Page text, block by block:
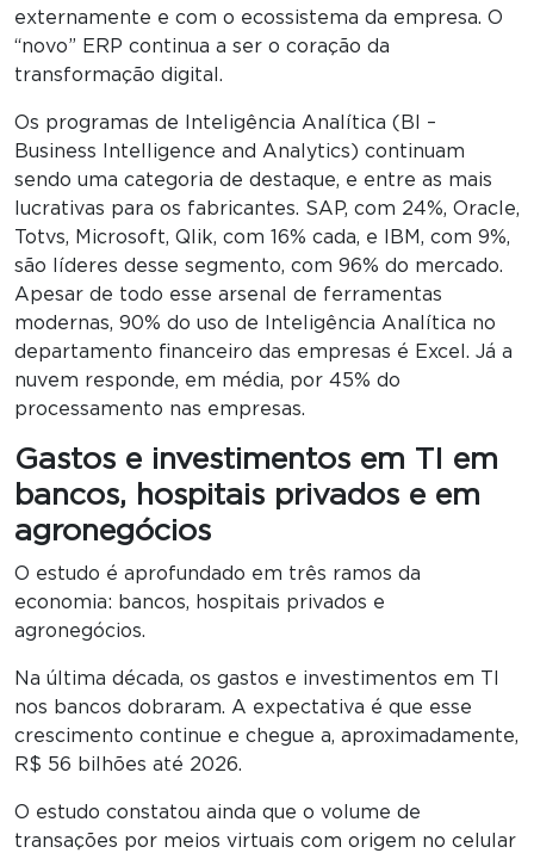
externamente e com o ecossistema da empresa. O
“novo” ERP continua a ser o coração da
transformação digital.
Os programas de Inteligência Analítica (BI –
Business Intelligence and Analytics) continuam
sendo uma categoria de destaque, e entre as mais
lucrativas para os fabricantes. SAP, com 24%, Oracle,
Totvs, Microsoft, Qlik, com 16% cada, e IBM, com 9%,
são líderes desse segmento, com 96% do mercado.
Apesar de todo esse arsenal de ferramentas
modernas, 90% do uso de Inteligência Analítica no
departamento financeiro das empresas é Excel. Já a
nuvem responde, em média, por 45% do
processamento nas empresas.
Gastos e investimentos em TI em
bancos, hospitais privados e em
agronegócios
O estudo é aprofundado em três ramos da
economia: bancos, hospitais privados e
agronegócios.
Na última década, os gastos e investimentos em TI
nos bancos dobraram. A expectativa é que esse
crescimento continue e chegue a, aproximadamente,
R$ 56 bilhões até 2026.
O estudo constatou ainda que o volume de
transações por meios virtuais com origem no celular